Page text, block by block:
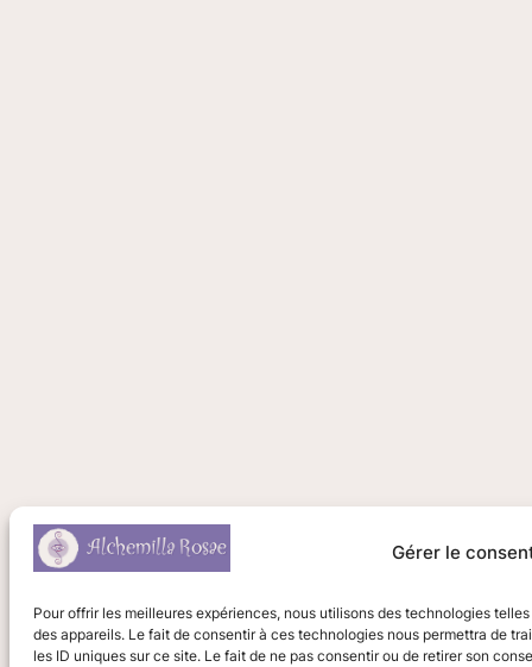
Gérer le
Pour offrir les meilleures expériences, nous utilisons des technologies
des appareils. Le fait de consentir à ces technologies nous permettra de
les ID uniques sur ce site. Le fait de ne pas consentir ou de retirer son